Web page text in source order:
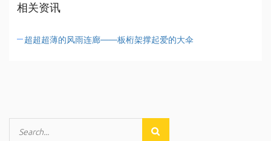
相关资讯
超超超薄的风雨连廊——板桁架撑起爱的大伞